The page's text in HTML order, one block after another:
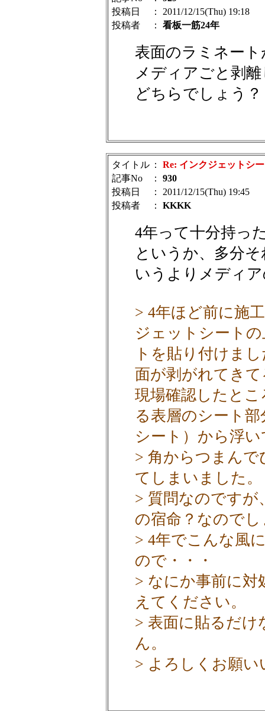
投稿日
： 2011/12/15(Thu) 19:18
投稿者
： 看板一筋24年
表面のラミネー
メディアごと剥
どちらでしょう
タイトル ： Re: インクジェットシ
記事No
： 930
投稿日
： 2011/12/15(Thu) 19:45
投稿者
： KKKK
4年って十分持っ
というか、多分
いうよりメディ
> 4年ほど前に施
ジェットシート
トを貼り付けま
面が剥がれてき
現場確認したと
る表層のシート
シート）から浮
> 角からつまん
てしまいました。
> 質問なのです
の宿命？なので
> 4年でこんな風
ので・・・
> なにか事前に対
えてください。
> 表面に貼るだ
ん。
> よろしくお願い